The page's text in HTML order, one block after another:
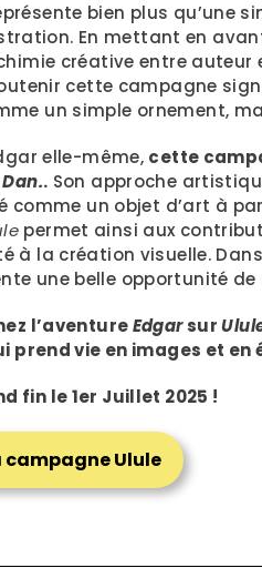
bien plus qu’une
En mettant en
créative entre
cette campagne
un simple ornement,
elle-même, cette
Dan.. Son approche
comme un objet d’art à
permet ainsi aux
à la création visuelle.
une belle opportunité
l’aventureEdgarsur
prend vie en images et en
fin le 1er Juillet 2025 !
campagne Ulule